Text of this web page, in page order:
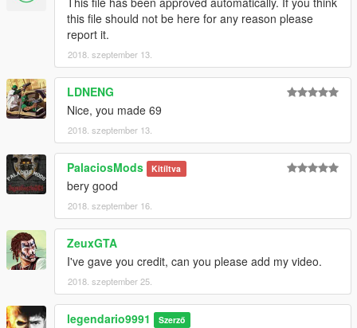
this file should not be here for any reason please
report it.
2018. szeptember 13.
LDNENG
Nice, you made 69
2018. szeptember 13.
PalaciosMods Kitíltva
bery good
2018. szeptember 16.
ZeuxGTA
I've gave you credit, can you please add my video.
2018. szeptember 25.
legendario9991 Szerző